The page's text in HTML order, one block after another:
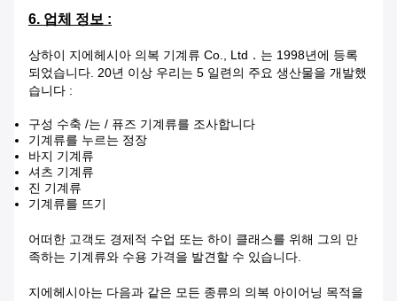
6. 업체 정보 :
상하이 지에헤시아 의복 기계류 Co., Ltd．는 1998년에 등록
되었습니다. 20년 이상 우리는 5 일련의 주요 생산물을 개발했
습니다 :
구성 수축 /는 / 퓨즈 기계류를 조사합니다
기계류를 누르는 정장
바지 기계류
셔츠 기계류
진 기계류
기계류를 뜨기
어떠한 고객도 경제적 수업 또는 하이 클래스를 위해 그의 만
족하는 기계류와 수용 가격을 발견할 수 있습니다.
지에헤시아는 다음과 같은 모든 종류의 의복 아이어닝 목적을